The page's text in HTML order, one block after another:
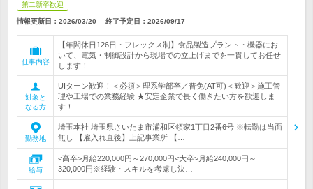
第二新卒歓迎
情報更新日：2026/03/20 終了予定日： 2026/09/17
仕事内容
【年間休日126日・フレックス制】食品製造プラント・機器にお
いて、電気・制御設計から現場での立上げまでを一貫してお任せ
します！
対象と
なる方
UIターン歓迎！＜必須＞理系学部卒／普免(AT可)＜歓迎＞施工管
理や工場での業務経験 ★安定企業で長く働きたい方を歓迎しま
す！
勤務地
埼玉本社 埼玉県さいたま市浦和区領家1丁目2番6号 ※転勤は当面
無し 【雇入れ直後】上記事業所 【…
給与
<高卒>月給220,000円～270,000円<大卒>月給240,000円～
320,000円※経験・スキルを考慮し決…